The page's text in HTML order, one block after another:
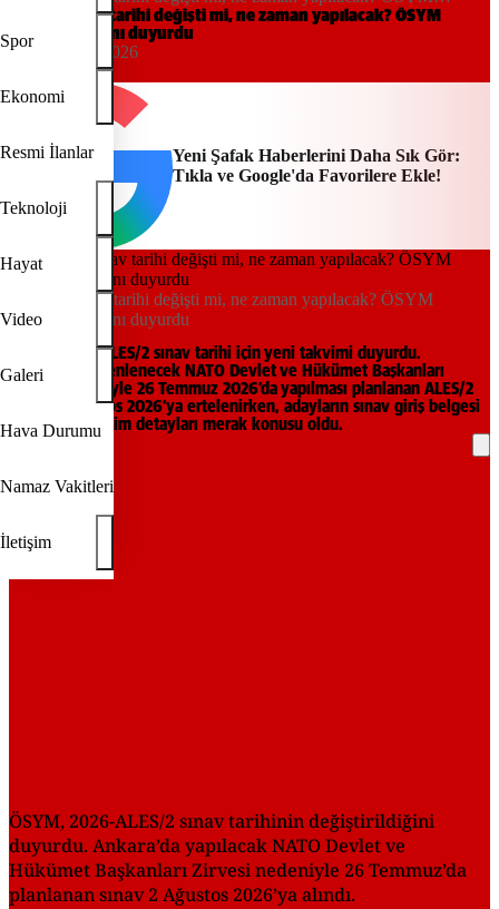
Spor
Ekonomi
Resmi İlanlar
Teknoloji
Hayat
Video
Galeri
Hava Durumu
Namaz Vakitleri
İletişim
ALES/2 kararını duyurdu
ALES/2 sınav tarihi değişti mi, ne zaman yapılacak? ÖSYM
ALES/2 kararını duyurdu
22:06, 05/06/2026
Yeni Şafak Haberlerini Daha Sık Gör:
Tıkla ve Google'da Favorilere Ekle!
ALES/2 sınav tarihi değişti mi, ne zaman yapılacak? ÖSYM
ALES/2 kararını duyurdu
ÖSYM, 2026-ALES/2 sınav tarihi için yeni takvimi duyurdu.
Ankara’da düzenlenecek NATO Devlet ve Hükümet Başkanları
Zirvesi nedeniyle 26 Temmuz 2026’da yapılması planlanan ALES/2
sınavı 2 Ağustos 2026’ya ertelenirken, adayların sınav giriş belgesi
ve güncel takvim detayları merak konusu oldu.
REKLAM
ÖSYM, 2026-ALES/2 sınav tarihinin değiştirildiğini
duyurdu. Ankara’da yapılacak NATO Devlet ve
Hükümet Başkanları Zirvesi nedeniyle 26 Temmuz’da
planlanan sınav 2 Ağustos 2026’ya alındı.